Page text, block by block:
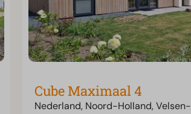
Cube Maximaal 4
Nederland, Noord-Holland, Velsen-